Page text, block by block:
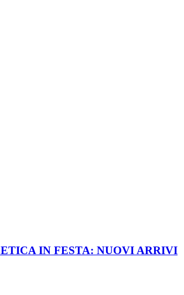
IN FESTA: NUOVI ARRIVI